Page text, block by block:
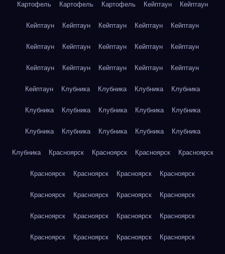
Картофель Картофель Картофель Кейптаун Кейптаун
Кейптаун Кейптаун Кейптаун Кейптаун Кейптаун
Кейптаун Кейптаун Кейптаун Кейптаун Кейптаун
Кейптаун Кейптаун Кейптаун Кейптаун Кейптаун
Кейптаун Клубника Клубника Клубника Клубника
Клубника Клубника Клубника Клубника Клубника
Клубника Клубника Клубника Клубника Клубника
Клубника Красноярск Красноярск Красноярск Красноярск
Красноярск Красноярск Красноярск Красноярск
Красноярск Красноярск Красноярск Красноярск
Красноярск Красноярск Красноярск Красноярск
Красноярск Красноярск Красноярск Красноярск